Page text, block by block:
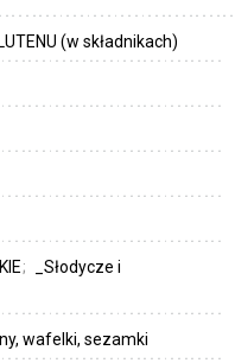
(w składnikach)
_Słodycze i
wafelki, sezamki